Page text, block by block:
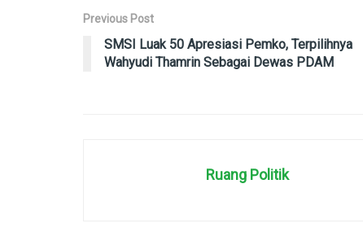
Previous Post
SMSI Luak 50 Apresiasi Pemko, Terpilihnya
Wahyudi Thamrin Sebagai Dewas PDAM
Ruang Politik